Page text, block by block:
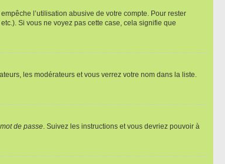
l’utilisation abusive de votre compte. Pour rester
Si vous ne voyez pas cette case, cela signifie que
les modérateurs et vous verrez votre nom dans la liste.
de passe. Suivez les instructions et vous devriez pouvoir à